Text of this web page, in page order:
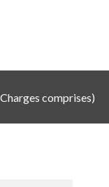
comprises)